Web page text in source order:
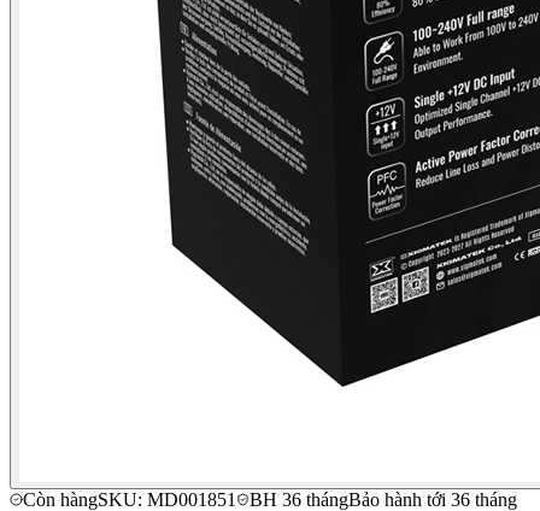
Còn hàngSKU: MD001851 BH 36 thángBảo hành tới 36 tháng